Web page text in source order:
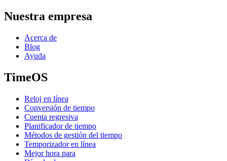
Nuestra empresa
Acerca de
Blog
Ayuda
TimeOS
Reloj en línea
Conversión de tiempo
Cuenta regresiva
Planificador de tiempo
Métodos de gestión del tiempo
Temporizador en línea
Mejor hora para